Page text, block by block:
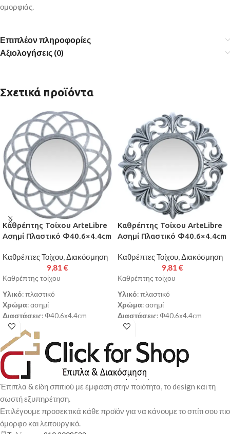
ομορφιάς.
Επιπλέον πληροφορίες
Αξιολογήσεις (0)
Σχετικά προϊόντα
Καθρέπτης Τοίχου ArteLibre
Ασημί Πλαστικό Φ40.6×4.4cm
Καθρέπτες Τοίχου,Διακόσμηση
9,81 €
Καθρέπτης τοίχου
Υλικό: πλαστικό
Χρώμα: ασημί
Διαστάσεις: Φ40.6x4.4cm
Παράδοση σε 3-10 εργάσιμες
ημέρες
Καθρέπτης Τοίχου ArteLibre
Ασημί Πλαστικό Φ40.6×4.4cm
Καθρέπτες Τοίχου,Διακόσμηση
9,81 €
Καθρέπτης τοίχου
Υλικό: πλαστικό
Χρώμα: ασημί
Διαστάσεις: Φ40.6x4.4cm
Παράδοση σε 3-10 εργάσιμες
Έπιπλα & είδη σπιτιού με έμφαση στην ποιότητα, το design και τη
σωστή εξυπηρέτηση.
Επιλέγουμε προσεκτικά κάθε προϊόν για να κάνουμε το σπίτι σου πιο
όμορφο και λειτουργικό.